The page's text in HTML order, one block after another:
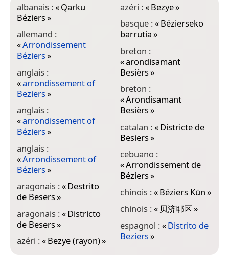
albanais :«Qarku
Béziers»
allemand :
«Arrondissement
Béziers»
anglais :
«arrondissement of
Beziers»
anglais :
«arrondissement of
Béziers»
anglais :
«Arrondissement of
Béziers»
aragonais :«Destrito
de Besers»
aragonais :«Districto
de Besers»
azéri :«Bezye (rayon)»
azéri :«Bezye»
basque :«Bézierseko
barrutia»
breton :
«arondisamant
Besièrs»
breton :
«Arondisamant
Besièrs»
catalan :«Districte de
Besiers»
cebuano :
«Arrondissement de
Béziers»
chinois :«Béziers Kūn»
chinois :« 贝济耶区»
espagnol :«Distrito de
Beziers»